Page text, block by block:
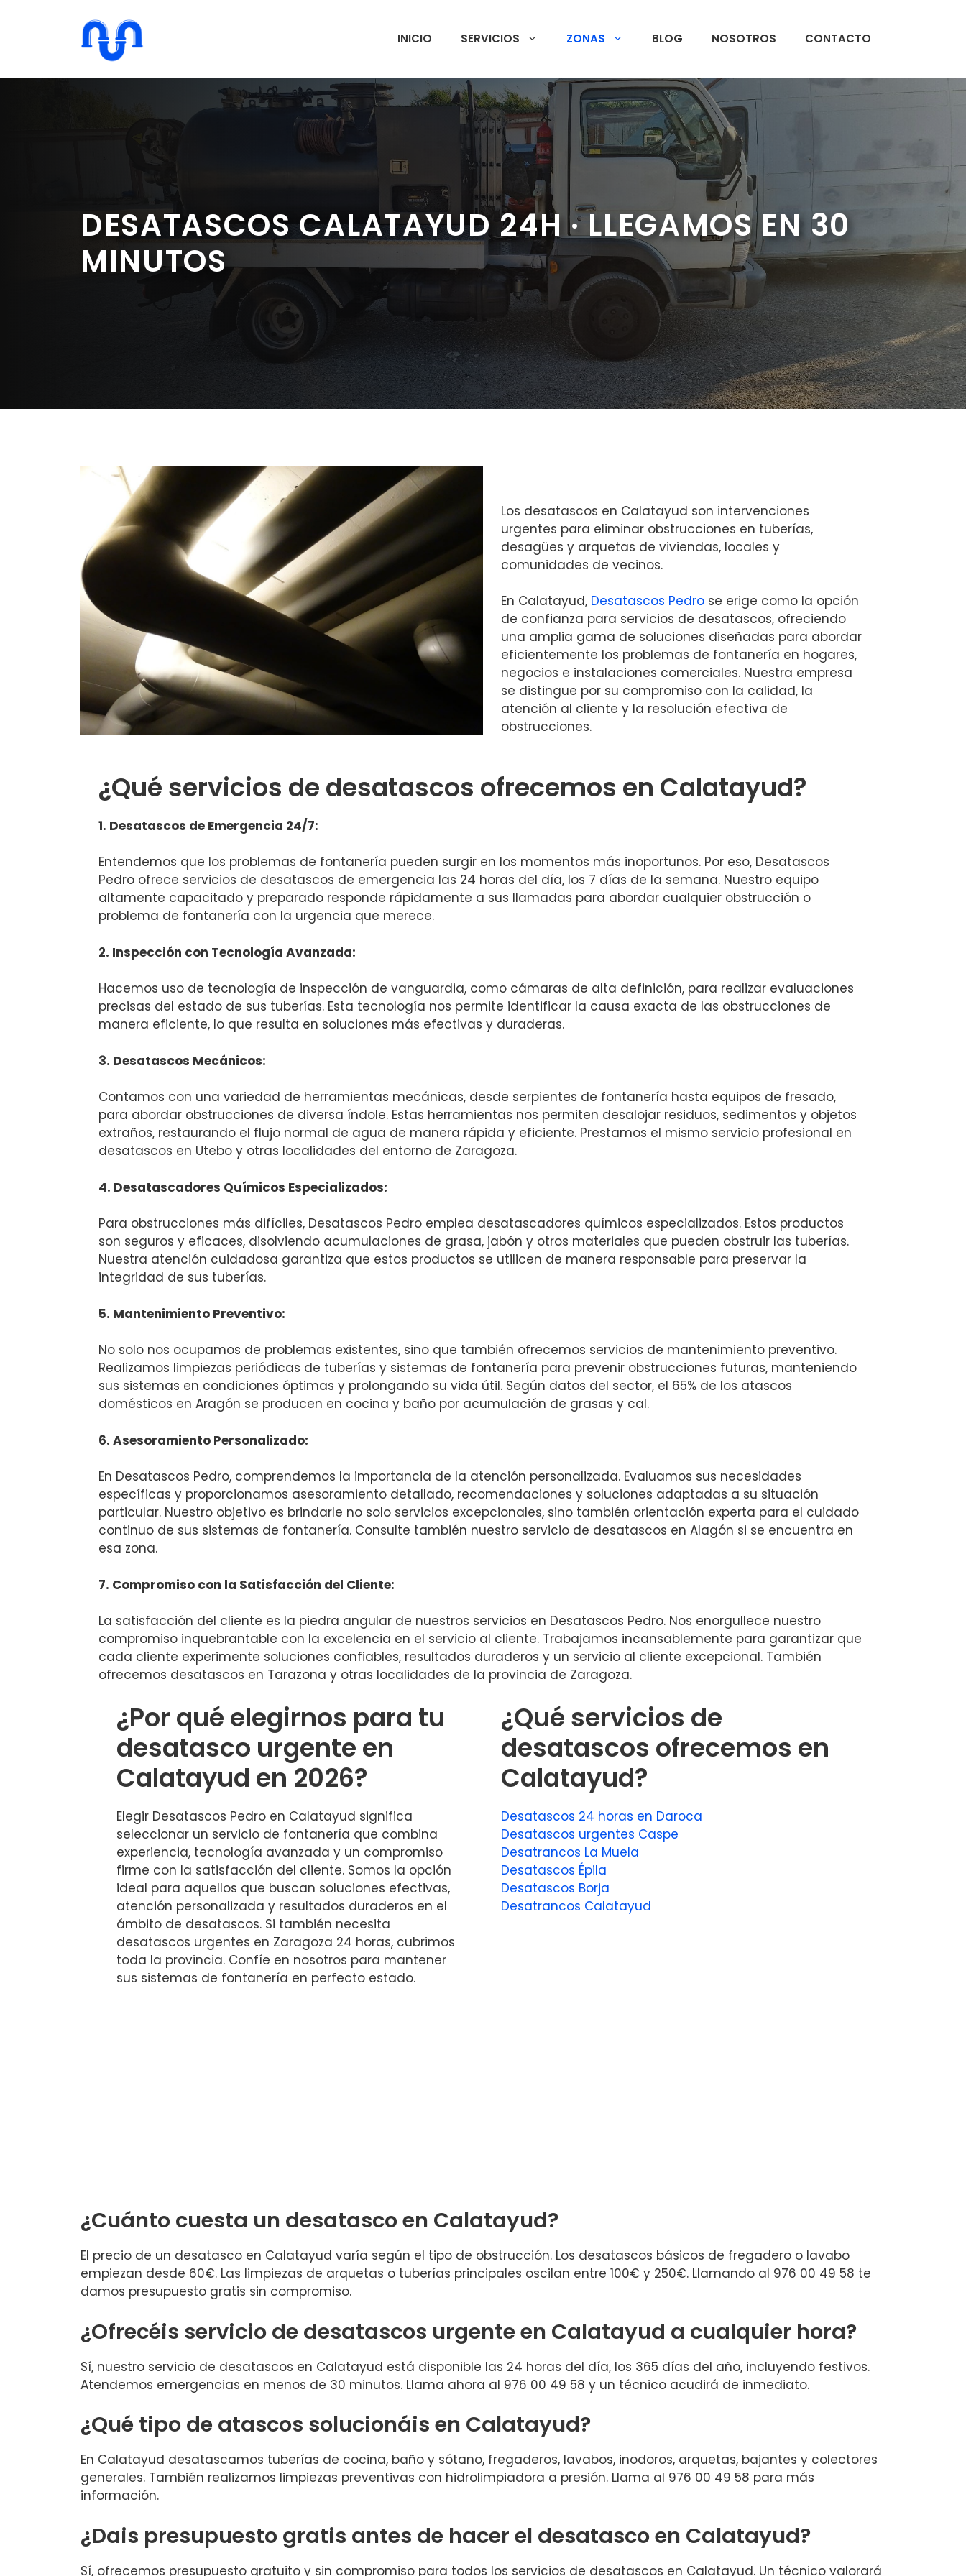
INICIO SERVICIOS ZONAS BLOG NOSOTROS CONTACTO
DESATASCOS CALATAYUD 24H · LLEGAMOS EN 30
MINUTOS
Los desatascos en Calatayud son intervenciones
urgentes para eliminar obstrucciones en tuberías,
desagües y arquetas de viviendas, locales y
comunidades de vecinos.
En Calatayud, Desatascos Pedro se erige como la opción
de confianza para servicios de desatascos, ofreciendo
una amplia gama de soluciones diseñadas para abordar
eficientemente los problemas de fontanería en hogares,
negocios e instalaciones comerciales. Nuestra empresa
se distingue por su compromiso con la calidad, la
atención al cliente y la resolución efectiva de
obstrucciones.
¿Qué servicios de desatascos ofrecemos en Calatayud?
1. Desatascos de Emergencia 24/7:
Entendemos que los problemas de fontanería pueden surgir en los momentos más inoportunos. Por eso, Desatascos
Pedro ofrece servicios de desatascos de emergencia las 24 horas del día, los 7 días de la semana. Nuestro equipo
altamente capacitado y preparado responde rápidamente a sus llamadas para abordar cualquier obstrucción o
problema de fontanería con la urgencia que merece.
2. Inspección con Tecnología Avanzada:
Hacemos uso de tecnología de inspección de vanguardia, como cámaras de alta definición, para realizar evaluaciones
precisas del estado de sus tuberías. Esta tecnología nos permite identificar la causa exacta de las obstrucciones de
manera eficiente, lo que resulta en soluciones más efectivas y duraderas.
3. Desatascos Mecánicos:
Contamos con una variedad de herramientas mecánicas, desde serpientes de fontanería hasta equipos de fresado,
para abordar obstrucciones de diversa índole. Estas herramientas nos permiten desalojar residuos, sedimentos y objetos
extraños, restaurando el flujo normal de agua de manera rápida y eficiente. Prestamos el mismo servicio profesional en
desatascos en Utebo y otras localidades del entorno de Zaragoza.
4. Desatascadores Químicos Especializados:
Para obstrucciones más difíciles, Desatascos Pedro emplea desatascadores químicos especializados. Estos productos
son seguros y eficaces, disolviendo acumulaciones de grasa, jabón y otros materiales que pueden obstruir las tuberías.
Nuestra atención cuidadosa garantiza que estos productos se utilicen de manera responsable para preservar la
integridad de sus tuberías.
5. Mantenimiento Preventivo:
No solo nos ocupamos de problemas existentes, sino que también ofrecemos servicios de mantenimiento preventivo.
Realizamos limpiezas periódicas de tuberías y sistemas de fontanería para prevenir obstrucciones futuras, manteniendo
sus sistemas en condiciones óptimas y prolongando su vida útil. Según datos del sector, el 65% de los atascos
domésticos en Aragón se producen en cocina y baño por acumulación de grasas y cal.
6. Asesoramiento Personalizado:
En Desatascos Pedro, comprendemos la importancia de la atención personalizada. Evaluamos sus necesidades
específicas y proporcionamos asesoramiento detallado, recomendaciones y soluciones adaptadas a su situación
particular. Nuestro objetivo es brindarle no solo servicios excepcionales, sino también orientación experta para el cuidado
continuo de sus sistemas de fontanería. Consulte también nuestro servicio de desatascos en Alagón si se encuentra en
esa zona.
7. Compromiso con la Satisfacción del Cliente:
La satisfacción del cliente es la piedra angular de nuestros servicios en Desatascos Pedro. Nos enorgullece nuestro
compromiso inquebrantable con la excelencia en el servicio al cliente. Trabajamos incansablemente para garantizar que
cada cliente experimente soluciones confiables, resultados duraderos y un servicio al cliente excepcional. También
ofrecemos desatascos en Tarazona y otras localidades de la provincia de Zaragoza.
¿Por qué elegirnos para tu
desatasco urgente en
Calatayud en 2026?
Elegir Desatascos Pedro en Calatayud significa
seleccionar un servicio de fontanería que combina
experiencia, tecnología avanzada y un compromiso
firme con la satisfacción del cliente. Somos la opción
ideal para aquellos que buscan soluciones efectivas,
atención personalizada y resultados duraderos en el
ámbito de desatascos. Si también necesita
desatascos urgentes en Zaragoza 24 horas, cubrimos
toda la provincia. Confíe en nosotros para mantener
sus sistemas de fontanería en perfecto estado.
¿Qué servicios de
desatascos ofrecemos en
Calatayud?
Desatascos 24 horas en Daroca
Desatascos urgentes Caspe
Desatrancos La Muela
Desatascos Épila
Desatascos Borja
Desatrancos Calatayud
¿Cuánto cuesta un desatasco en Calatayud?
El precio de un desatasco en Calatayud varía según el tipo de obstrucción. Los desatascos básicos de fregadero o lavabo
empiezan desde 60€. Las limpiezas de arquetas o tuberías principales oscilan entre 100€ y 250€. Llamando al 976 00 49 58 te
damos presupuesto gratis sin compromiso.
¿Ofrecéis servicio de desatascos urgente en Calatayud a cualquier hora?
Sí, nuestro servicio de desatascos en Calatayud está disponible las 24 horas del día, los 365 días del año, incluyendo festivos.
Atendemos emergencias en menos de 30 minutos. Llama ahora al 976 00 49 58 y un técnico acudirá de inmediato.
¿Qué tipo de atascos solucionáis en Calatayud?
En Calatayud desatascamos tuberías de cocina, baño y sótano, fregaderos, lavabos, inodoros, arquetas, bajantes y colectores
generales. También realizamos limpiezas preventivas con hidrolimpiadora a presión. Llama al 976 00 49 58 para más
información.
¿Dais presupuesto gratis antes de hacer el desatasco en Calatayud?
Sí, ofrecemos presupuesto gratuito y sin compromiso para todos los servicios de desatascos en Calatayud. Un técnico valorará